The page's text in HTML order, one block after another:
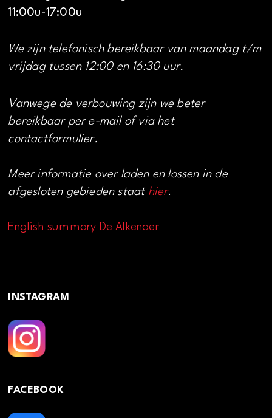
11:00u-17:00u
We zijn telefonisch bereikbaar van maandag t/m
vrijdag tussen 12:00 en 16:30 uur.
Vanwege de verbouwing zijn we beter
bereikbaar per e-mail of via het
contactformulier.
Meer informatie over laden en lossen in de
afgesloten gebieden staat hier.
English summary De Alkenaer
INSTAGRAM
FACEBOOK